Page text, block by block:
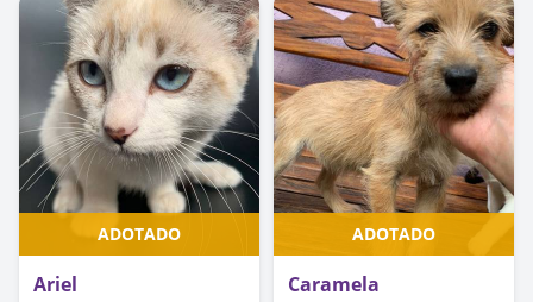
ADOTADO
Ariel
ADOTADO
Caramela